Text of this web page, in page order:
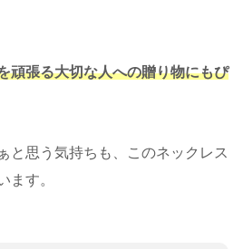
頑張る大切な人への贈り物にもぴ
と思う気持ちも、このネックレス
ます。